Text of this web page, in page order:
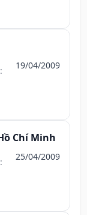
19/04/2009
Chí Minh
25/04/2009